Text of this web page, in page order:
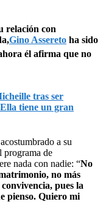
relación con
Gino Assereto ha sido
él afirma que no
tras ser
tiene un gran
a su
programa de
nada con nadie: “No
no más
pues la
pienso. Quiero mi